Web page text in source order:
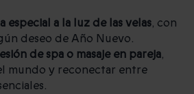
especial a la luz de las velas, con
deseo de Año Nuevo.
de spa o masaje en pareja,
mundo y reconectar entre